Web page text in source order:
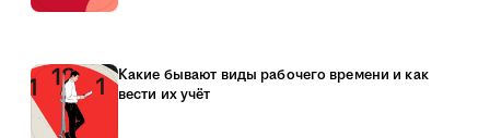
Какие бывают виды рабочего времени и как
вести их учёт